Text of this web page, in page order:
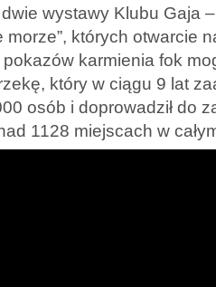
wystawy Klubu Gaja
morze”, których otwarcie
karmienia fok
który w ciągu 9 lat
osób i doprowadził do
1128 miejscach w